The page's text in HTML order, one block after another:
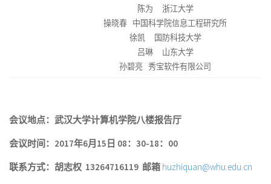
陈为 浙江大学
操晓春 中国科学院信息工程研究所
徐凯 国防科技大学
吕琳 山东大学
孙碧亮 秀宝软件有限公司
会议地点：武汉大学计算机学院八楼报告厅
会议时间：2017年6月15日 08：30-18：00
联系方式：胡志权 13264716119 邮箱 huzhiquan@whu.edu.cn